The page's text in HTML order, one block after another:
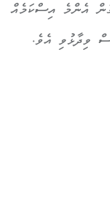
އެންމެ އިސްކަމެއް
ވިދާޅުވި އެވެ.